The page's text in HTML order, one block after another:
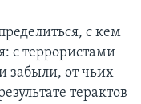
с кем
с террористами
забыли, от чьих
терактов